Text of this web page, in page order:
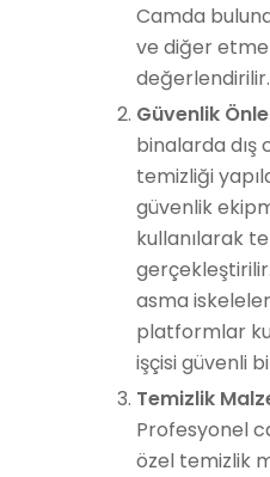
Camda
ve diğer
değerlendirilir.
Güvenlik
binalarda dış
temizliği
güvenlik
kullanılarak
asma
platformlar
işçisi güvenli
Temizlik
Profesyonel
özel temizlik